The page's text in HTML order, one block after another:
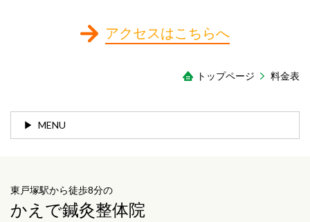
アクセスはこちらへ
トップページ 料金表
MENU
東戸塚駅から徒歩8分の
かえで鍼灸整体院